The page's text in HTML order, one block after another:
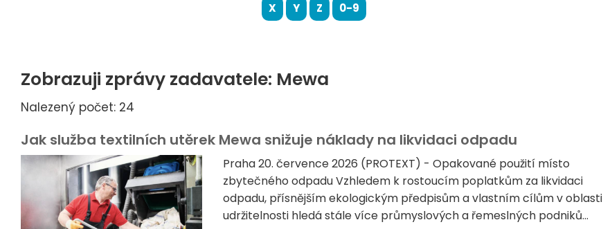
X
Y Z 0-9
Zobrazuji zprávy zadavatele: Mewa
Nalezený počet: 24
Jak služba textilních utěrek Mewa snižuje náklady na likvidaci odpadu
Praha 20. července 2026 (PROTEXT) - Opakované použití místo
zbytečného odpadu Vzhledem k rostoucím poplatkům za likvidaci
odpadu, přísnějším ekologickým předpisům a vlastním cílům v oblasti
udržitelnosti hledá stále více průmyslových a řemeslných podniků...